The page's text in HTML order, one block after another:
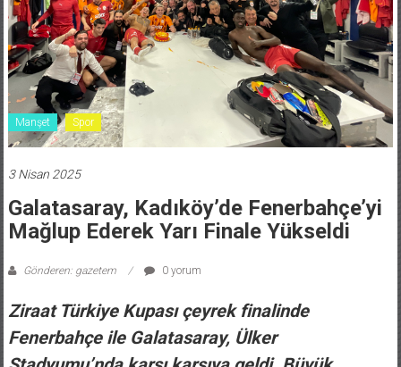
Manşet Spor
3 Nisan 2025
Galatasaray, Kadıköy’de Fenerbahçe’yi
Mağlup Ederek Yarı Finale Yükseldi
Gönderen: gazetem 0 yorum
Ziraat Türkiye Kupası çeyrek finalinde
Fenerbahçe ile Galatasaray, Ülker